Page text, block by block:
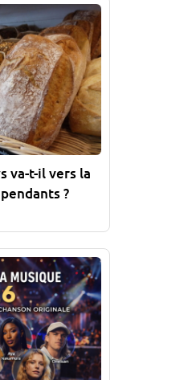
va-t-il vers la
?